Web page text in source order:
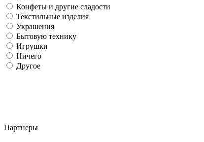
Конфеты и другие сладости
Текстильные изделия
Украшения
Бытовую технику
Игрушки
Ничего
Другое
Партнеры